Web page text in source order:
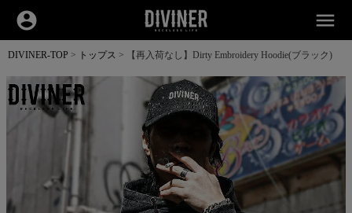
account_circle menu
DIVINER-TOP トップス 【再入荷なし】Dirty Embroidery Hoodie(ブラック)